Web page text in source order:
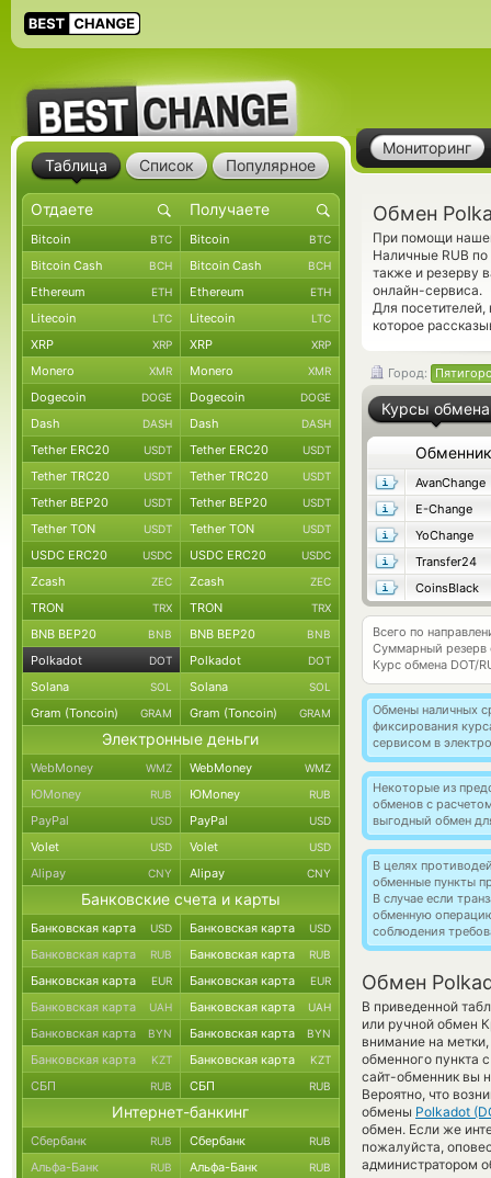
Мониторинг
Обмен
При помощи
Наличные RUB
также и резерву
онлайн-сервиса.
Для
которое
Город:
Курсы обмена
Обменник
AvanChange
E-Change
YoChange
Transfer24
CoinsBlack
Всего по
Суммарный резерв
Курс обмена DOT/
Обмены наличных
фиксирования
сервисом в
Некоторые из
обменов с
выгодный обмен
В целях
обменные пункты
В случае если
обменную
соблюдения
Обмен
В приведенной
или ручной обмен
внимание на
обменного пункта
сайт-обменник вы
Вероятно, что
обмены Polkadot
обмен. Если же
пожалуйста,
администратором
Таблица Список Популярное
Bitcoin BTC Bitcoin BTC
Bitcoin Cash BCH Bitcoin Cash BCH
Ethereum ETH Ethereum ETH
Litecoin LTC Litecoin LTC
XRP XRP XRP XRP
Monero XMR Monero XMR
Dogecoin DOGE Dogecoin DOGE
Dash DASH Dash DASH
Tether ERC20 USDT Tether ERC20 USDT
Tether TRC20 USDT Tether TRC20 USDT
Tether BEP20 USDT Tether BEP20 USDT
Tether TON USDT Tether TON USDT
USDC ERC20 USDC USDC ERC20 USDC
Zcash ZEC Zcash ZEC
TRON TRX TRON TRX
BNB BEP20 BNB BNB BEP20 BNB
Polkadot DOT Polkadot DOT
Solana SOL Solana SOL
Gram (Toncoin) GRAM Gram (Toncoin) GRAM
Электронные деньги
WebMoney WMZ WebMoney WMZ
ЮMoney RUB ЮMoney RUB
PayPal USD PayPal USD
Volet USD Volet USD
Alipay CNY Alipay CNY
Банковские счета и карты
Банковская карта USD Банковская карта USD
Банковская карта RUB Банковская карта RUB
Банковская карта EUR Банковская карта EUR
Банковская карта UAH Банковская карта UAH
Банковская карта BYN Банковская карта BYN
Банковская карта KZT Банковская карта KZT
СБП RUB СБП RUB
Интернет-банкинг
Сбербанк RUB Сбербанк RUB
Альфа-Банк RUB Альфа-Банк RUB